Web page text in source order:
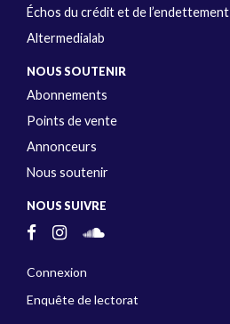
Échos du crédit et de l’endettement
Altermedialab
NOUS SOUTENIR
Abonnements
Points de vente
Annonceurs
Nous soutenir
NOUS SUIVRE
Connexion
Enquête de lectorat